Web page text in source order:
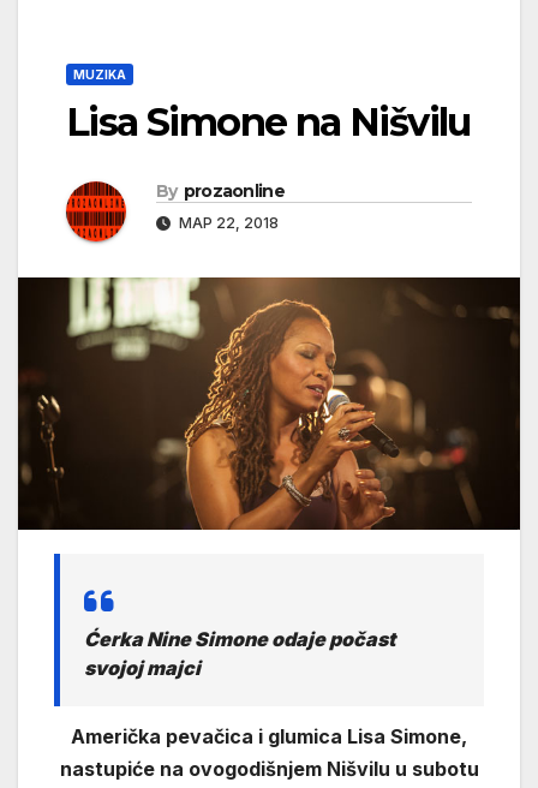
MUZIKA
Lisa Simone na Nišvilu
By prozaonline
МАР 22, 2018
Ćerka Nine Simone odaje počast
svojoj majci
Američka pevačica i glumica Lisa Simone,
nastupiće na ovogodišnjem Nišvilu u subotu